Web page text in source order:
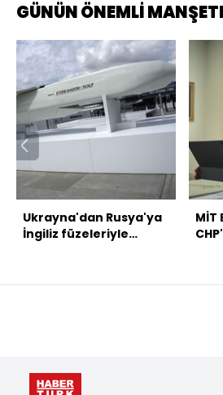
GÜNÜN ÖNEMLİ
Ukrayna'dan Rusya'ya
İngiliz füzeleriyle
MİT